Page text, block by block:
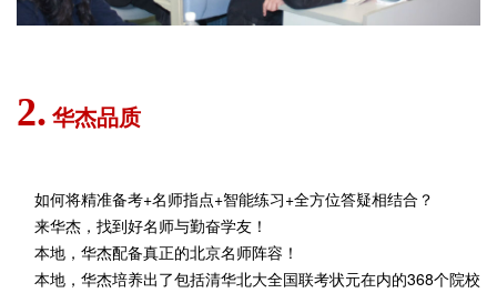
2. 华杰品质
如何将精准备考+名师指点+智能练习+全方位答疑相结合？
来华杰，找到好名师与勤奋学友！
本地，华杰配备真正的北京名师阵容！
本地，华杰培养出了包括清华北大全国联考状元在内的368个院校